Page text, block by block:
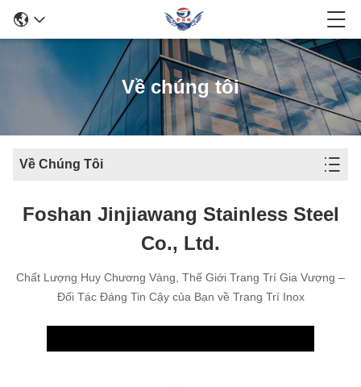
Về chúng tôi
Về Chúng Tôi
Foshan Jinjiawang Stainless Steel
Co., Ltd.
Chất Lượng Huy Chương Vàng, Thế Giới Trang Trí Gia Vượng –
Đối Tác Đáng Tin Cậy của Bạn về Trang Trí Inox